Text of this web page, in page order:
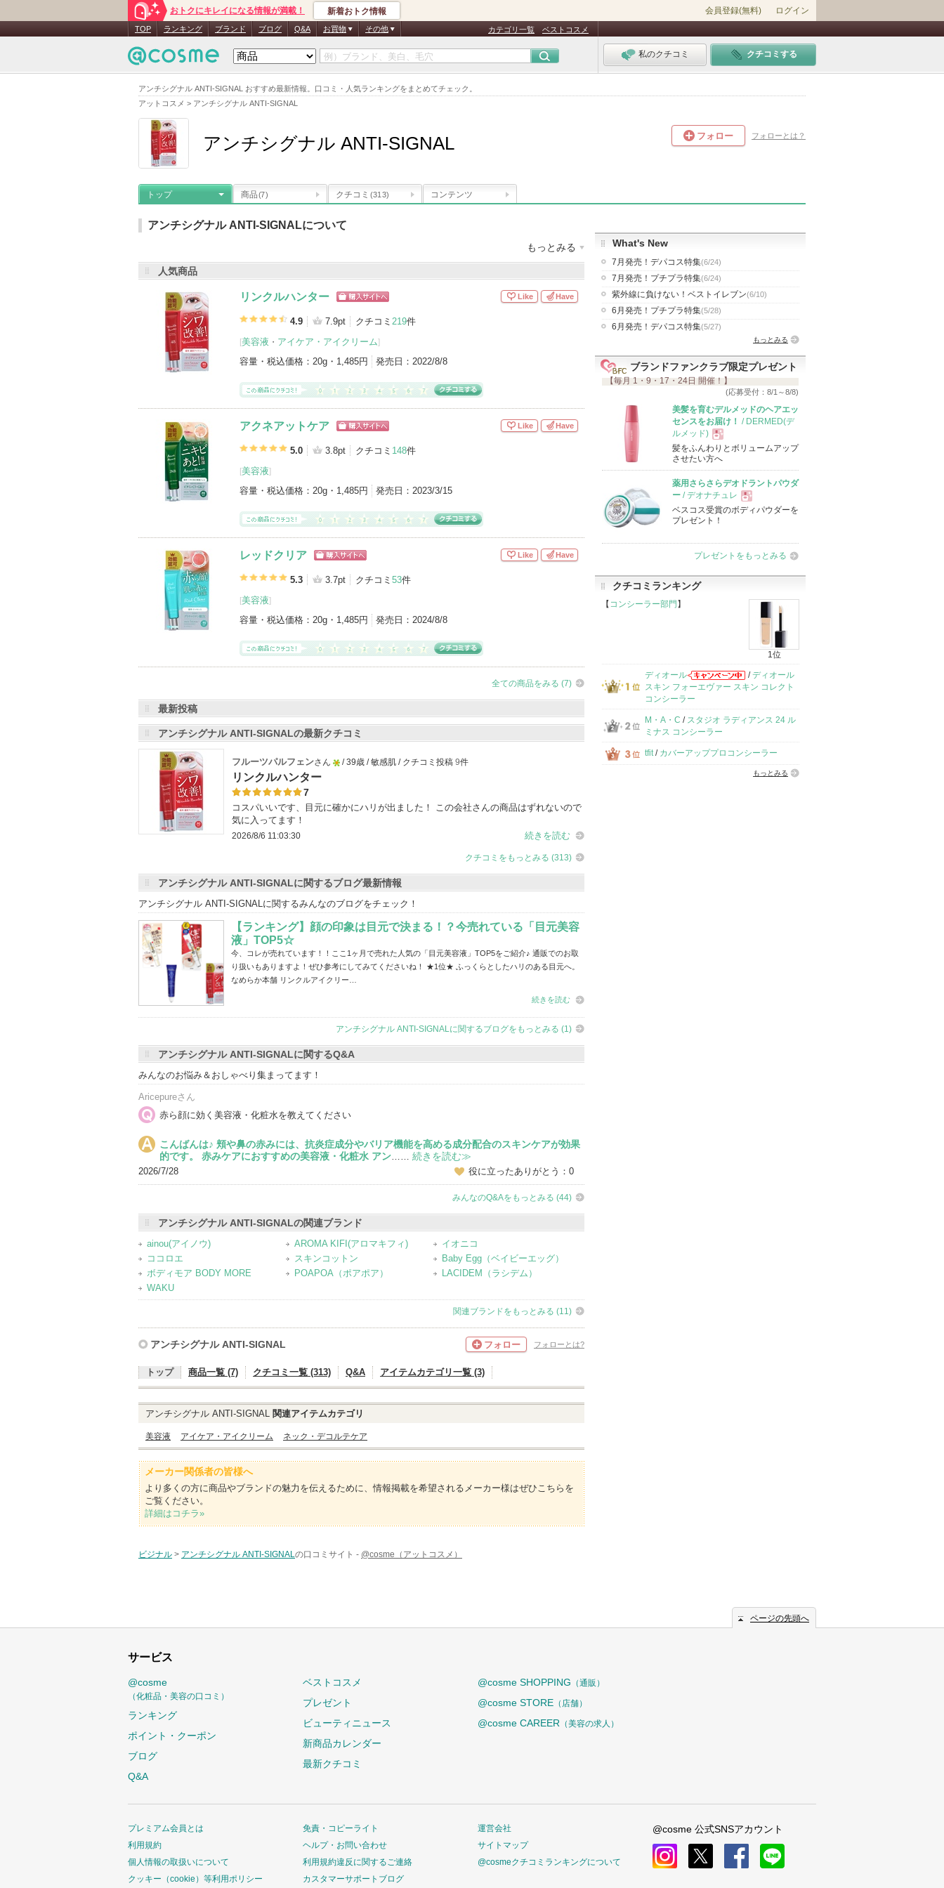
アンチシグナル ANTI-SIGNAL おすすめ最新情報。口コミ・人気ランキングをまとめてチェック。
アットコスメ > アンチシグナル ANTI-SIGNAL
おトクにキレイになる情報が満載！ 新着おトク情報 会員登録(無料) ログイン
TOP ランキング ブランド ブログ Q&A お買物 その他 カテゴリ一覧 ベストコスメ
私のクチコミ クチコミする
アンチシグナル ANTI-SIGNAL フォロー フォローとは？
トップ 商品(7) クチコミ (313) コンテンツ
アンチシグナル ANTI-SIGNALについて
もっとみる
メーカー名：
アンチシグナル ANTI-SIGNALの登録商品 (7件)
登録アイテムカテゴリ
美容液（5） アイケア・アイクリーム（4） ネック・デコルテケア（1）
人気商品
リンクルハンター
グサイトへ
4.9 7.9pt クチコミ 219件
[美容液 ・ アイケア・アイクリーム]
容量・税込価格： 20g・1,485円 発売日： 2022/8/8
Like Have
アクネアットケア
グサイトへ
5.0 3.8pt クチコミ 148件
[美容液]
容量・税込価格： 20g・1,485円 発売日： 2023/3/15
Like Have
レッドクリア
グサイトへ
5.3 3.7pt クチコミ 53件
[美容液]
容量・税込価格： 20g・1,485円 発売日： 2024/8/8
Like Have
全ての商品をみる (7)
最新投稿
アンチシグナル ANTI-SIGNALの最新クチコミ
フルーツパルフェンさん
以
ン
バ
ー
に
気
に
登
録
さ
い
す
/ 39歳 / 敏感肌 / クチコミ投稿 9件
リンクルハンター
7
コスパいいです、目元に確かにハリが出ました！ この会社さんの商品はずれないので
気に入ってます！
2026/8/6 11:03:30 続きを読む
クチコミをもっとみる (313)
アンチシグナル ANTI-SIGNALに関するブログ最新情報
アンチシグナル ANTI-SIGNALに関するみんなのブログをチェック！
【ランキング】顔の印象は目元で決まる！？今売れている「目元美容
液」TOP5☆
今、コレが売れています！！ここ1ヶ月で売れた人気の「目元美容液」TOP5をご紹介♪ 通販でのお取
り扱いもありますよ！ぜひ参考にしてみてくださいね！ ★1位★ ふっくらとしたハリのある目元へ。
なめらか本舗 リンクルアイクリー…
続きを読む
アンチシグナル ANTI-SIGNALに関するブログをもっとみる (1)
アンチシグナル ANTI-SIGNALに関するQ&A
みんなのお悩み＆おしゃべり集まってます！
Aricepureさん
赤ら顔に効く美容液・化粧水を教えてください
こんばんは♪ 頬や鼻の赤みには、抗炎症成分やバリア機能を高める成分配合のスキンケアが効果
的です。 赤みケアにおすすめの美容液・化粧水 アン…… 続きを読む≫
2026/7/28 役に立ったありがとう：0
みんなのQ&Aをもっとみる (44)
アンチシグナル ANTI-SIGNALの関連ブランド
ainou(アイノウ)
AROMA KIFI(アロマキフィ)
イオニコ
ココロエ
スキンコットン
Baby Egg（ベイビーエッグ）
ボディモア BODY MORE
POAPOA（ポアポア）
LACIDEM（ラシデム）
WAKU
関連ブランドをもっとみる (11)
アンチシグナル ANTI-SIGNAL フォロー フォローとは?
トップ 商品一覧 (7) クチコミ一覧 (313) Q&A アイテムカテゴリ一覧 (3)
アンチシグナル ANTI-SIGNAL 関連アイテムカテゴリ
美容液 アイケア・アイクリーム ネック・デコルテケア
メーカー関係者の皆様へ
より多くの方に商品やブランドの魅力を伝えるために、情報掲載を希望されるメーカー様はぜひこちらを
ご覧ください。
詳細はコチラ»
ビジナル > アンチシグナル ANTI-SIGNALの口コミサイト - @cosme（アットコスメ）
What's New
7月発売！デパコス特集(6/24)
7月発売！プチプラ特集(6/24)
紫外線に負けない！ベストイレブン(6/10)
6月発売！プチプラ特集(5/28)
6月発売！デパコス特集(5/27)
もっとみる
ブランドファンクラブ限定プレゼント
【毎月 1・9・17・24日 開催！】
(応募受付：8/1～8/8)
美髪を育むデルメッドのヘアエッ
センスをお届け！
/ DERMED(デ
ルメッド)
現
品
髪をふんわりとボリュームアップ
させたい方へ
薬用さらさらデオドラントパウダ
ー / デオナチュレ
現
品
ベスコス受賞のボディパウダーを
プレゼント！
プレゼントをもっとみる
クチコミランキング
【 コンシーラー部門 】
1位
ディオール /ディオール
スキン フォーエヴァー スキン コレクト
コンシーラー
M・A・C / スタジオ ラディアンス 24 ル
ミナス コンシーラー
tfit/ カバーアッププロコンシーラー
もっとみる
ページの先頭へ
サービス
@cosme
（化粧品・美容の口コミ）
ランキング
ポイント・クーポン
ブログ
Q&A
ベストコスメ
プレゼント
ビューティニュース
新商品カレンダー
最新クチコミ
@cosme SHOPPING （通販）
@cosme STORE （店舗）
@cosme CAREER （美容の求人）
プレミアム会員とは
利用規約
個人情報の取扱いについて
クッキー（cookie）等利用ポリシー
免責・コピーライト
ヘルプ・お問い合わせ
利用規約違反に関するご連絡
カスタマーサポートブログ
運営会社
サイトマップ
@cosmeクチコミランキングについて
@cosme 公式SNSアカウント